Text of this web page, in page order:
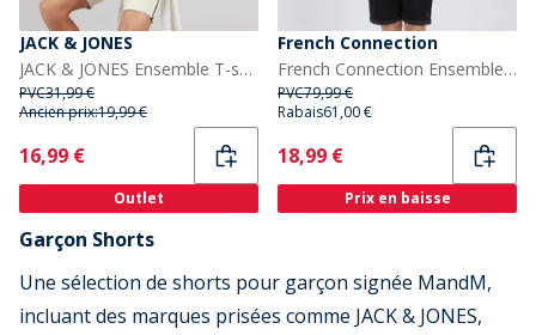
JACK & JONES
JACK & JONES Ensemble T-shirt et short Kai Garçon Moonbeam
PVC31,99 €
Ancien prix:19,99 €
Current
16,99 €
Outlet
French Connection
French Connection Ensembles Edenfield Garçon Multicolore
PVC79,99 €
Rabais61,00 €
Current
18,99 €
Prix en baisse
Garçon Shorts
Une sélection de shorts pour garçon signée MandM,
incluant des marques prisées comme JACK & JONES,